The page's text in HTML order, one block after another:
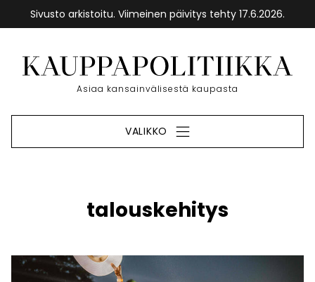
Sivusto arkistoitu. Viimeinen päivitys tehty 17.6.2026.
sisältöön
Etusivu
Asiaa kansainvälisestä kaupasta
VALIKKO
talouskehitys